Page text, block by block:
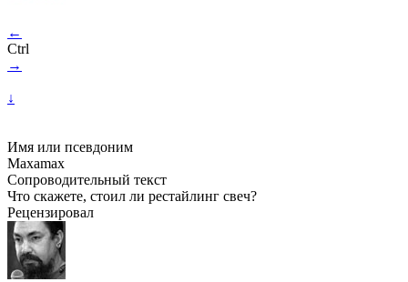
←
Ctrl
→
↓
Имя или псевдоним
Maxamax
Сопроводительный текст
Что скажете, стоил ли рестайлинг свеч?
Рецензировал